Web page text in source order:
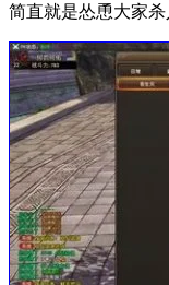
简直就是怂恿大家杀